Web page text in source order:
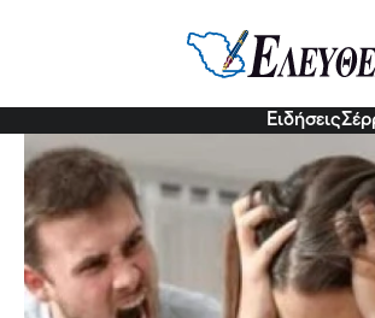
Ειδήσεις
«Ο σύντροφός μου
αλλά δυσκολεύομαι
eVima Serres Team17 Οκτ 2022, 18:01